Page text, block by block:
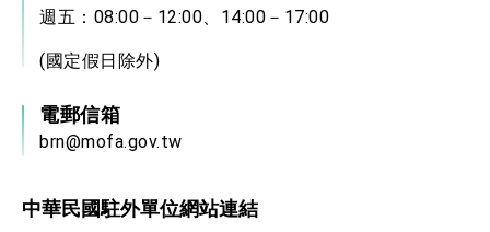
週五：08:00－12:00、14:00－17:00
(國定假日除外)
電郵信箱
brn@mofa.gov.tw
中華民國駐外單位網站連結